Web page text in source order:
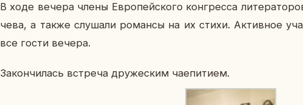
В ходе вечера члены Ев­ро­пей­ско­го кон­грес­са
че­ва, а также слу­ша­ли ро­ман­сы на их стихи. Ак­тив­ное
все гости вечера.
За­кон­чи­лась встре­ча дру­же­ским чае­пи­ти­ем.